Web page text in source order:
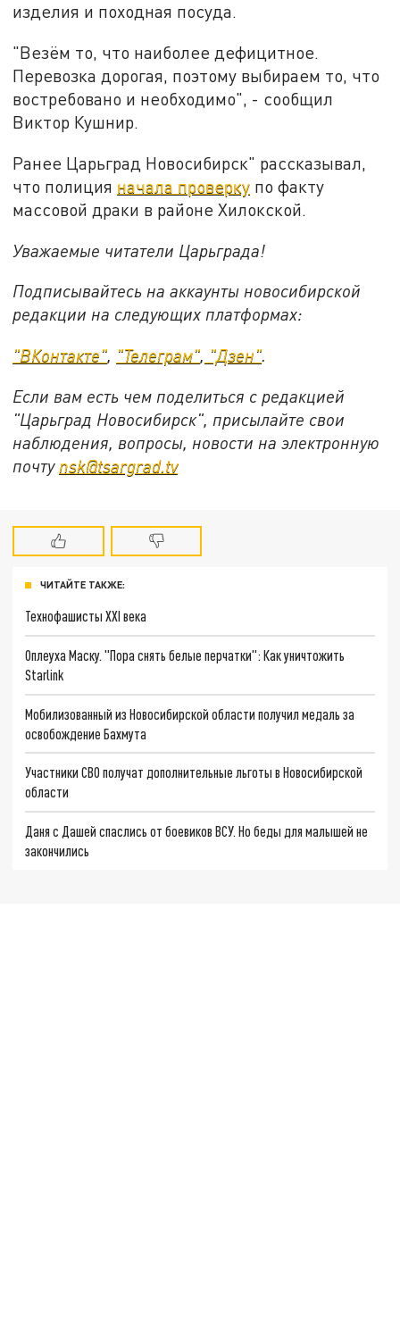
изделия и походная посуда.
"Везём то, что наиболее дефицитное.
Перевозка дорогая, поэтому выбираем то, что
востребовано и необходимо", - сообщил
Виктор Кушнир.
Ранее Царьград Новосибирск" рассказывал,
что полиция начала проверку по факту
массовой драки в районе Хилокской.
Уважаемые читатели Царьграда!
Подписывайтесь на аккаунты новосибирской
редакции на следующих платформах:
"ВКонтакте", "Телеграм", "Дзен".
Если вам есть чем поделиться с редакцией
"Царьград Новосибирск", присылайте свои
наблюдения, вопросы, новости на электронную
почту nsk@tsargrad.tv
ЧИТАЙТЕ ТАКЖЕ:
Технофашисты XXI века
Оплеуха Маску. "Пора снять белые перчатки": Как уничтожить
Starlink
Мобилизованный из Новосибирской области получил медаль за
освобождение Бахмута
Участники СВО получат дополнительные льготы в Новосибирской
области
Даня с Дашей спаслись от боевиков ВСУ. Но беды для малышей не
закончились